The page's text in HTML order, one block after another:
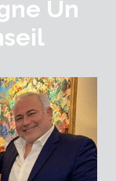
Un